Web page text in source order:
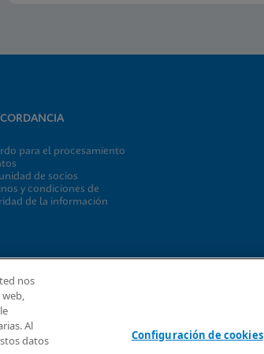
para el procesamiento
de socios
y condiciones de
de la información
nos
Al
datos
Configuración de cookies